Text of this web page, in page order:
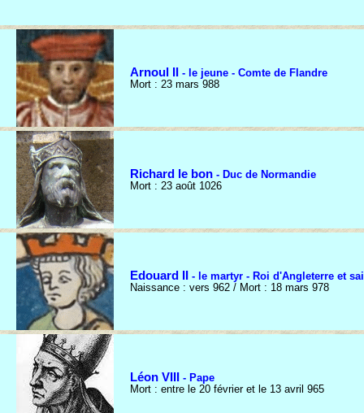
Arnoul II - le jeune - Comte de Flandre
Mort : 23 mars 988
Richard le bon - Duc de Normandie
Mort : 23 août 1026
Edouard II - le martyr - Roi d'Angleterre et
Naissance : vers 962 / Mort : 18 mars 978
Léon VIII - Pape
Mort : entre le 20 février et le 13 avril 965